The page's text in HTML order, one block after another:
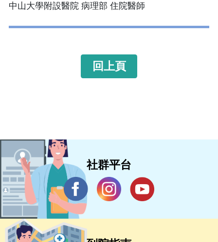
中山大學附設醫院 病理部 住院醫師
回上頁
社群平台